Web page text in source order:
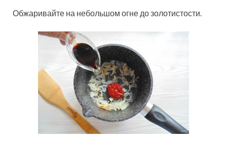
Обжаривайте на небольшом огне до золотистости.